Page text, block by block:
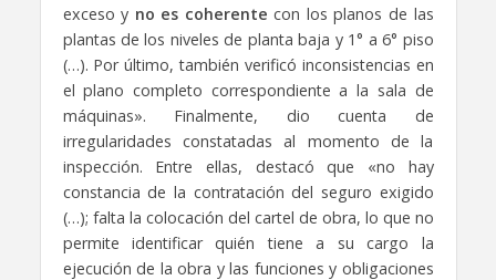
exceso y no es coherente con los planos de las
plantas de los niveles de planta baja y 1° a 6° piso
(…). Por último, también verificó inconsistencias en
el plano completo correspondiente a la sala de
máquinas». Finalmente, dio cuenta de
irregularidades constatadas al momento de la
inspección. Entre ellas, destacó que «no hay
constancia de la contratación del seguro exigido
(…); falta la colocación del cartel de obra, lo que no
permite identificar quién tiene a su cargo la
ejecución de la obra y las funciones y obligaciones